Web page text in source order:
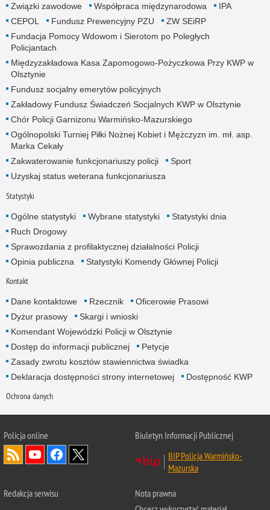
Związki zawodowe Współpraca międzynarodowa
IPA
CEPOL
Fundusz Prewencyjny PZU
ZW SEiRP
Fundacja Pomocy Wdowom i Sierotom po Poległych
Policjantach
Międzyzakładowa Kasa Zapomogowo-Pożyczkowa Przy KWP w
Olsztynie
Fundusz socjalny emerytów policyjnych
Zakładowy Fundusz Świadczeń Socjalnych KWP w Olsztynie
Chór Policji Garnizonu Warmińsko-Mazurskiego
Ogólnopolski Turniej Piłki Nożnej Kobiet i Mężczyzn im. mł. asp.
Marka Cekały
Zakwaterowanie funkcjonariuszy policji
Sport
Uzyskaj status weterana funkcjonariusza
Statystyki
Ogólne statystyki Wybrane statystyki
Statystyki dnia
Ruch Drogowy
Sprawozdania z profilaktycznej działalności Policji
Opinia publiczna
Statystyki Komendy Głównej Policji
Kontakt
Dane kontaktowe Rzecznik
Oficerowie Prasowi
Dyżur prasowy
Skargi i wnioski
Komendant Wojewódzki Policji w Olsztynie
Dostęp do informacji publicznej
Petycje
Zasady zwrotu kosztów stawiennictwa świadka
Deklaracja dostępności strony internetowej
Dostępność KWP
Ochrona danych
Policja online
Biuletyn Informacji Publicznej
BIP Policja Warmińsko-
Mazurska
Redakcja serwisu
Nota prawna